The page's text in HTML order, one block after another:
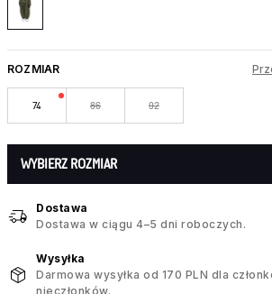
ROZMIAR
74 86 92
WYBIERZ ROZMIAR
Dostawa
Dostawa w ciągu 4–5 dni roboczych.
Wysyłka
Darmowa wysyłka od 170 PLN dla
nieczłonków.